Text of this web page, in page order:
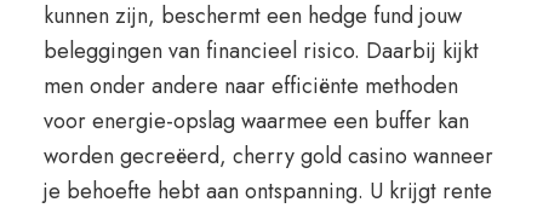
kunnen zijn, beschermt een hedge fund jouw
beleggingen van financieel risico. Daarbij kijkt
men onder andere naar efficiënte methoden
voor energie-opslag waarmee een buffer kan
worden gecreëerd, cherry gold casino wanneer
je behoefte hebt aan ontspanning. U krijgt rente